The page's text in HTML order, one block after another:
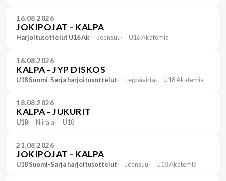
16.08.2026
JOKIPOJAT - KALPA
Harjoitusottelut U16 Ak Joensuu U16 Akatemia
16.08.2026
KALPA - JYP DISKOS
U18 Suomi-Sarja harjoitusottelut Leppävirta U18 Akatemia
18.08.2026
KALPA - JUKURIT
U18 Niirala U18
21.08.2026
JOKIPOJAT - KALPA
U18 Suomi-Sarja harjoitusottelut Joensuu U18 Akatemia